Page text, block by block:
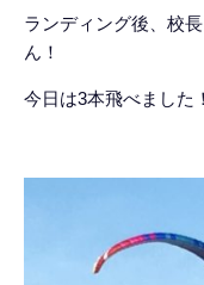
ランディング後、校
ん！
今日は3本飛べました！